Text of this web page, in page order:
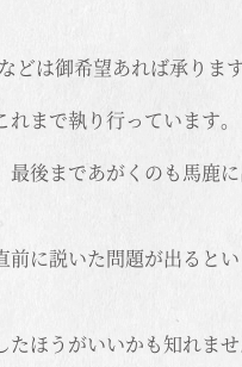
は御希望あれば承ります
まで執り行っています。
後まであがくのも馬鹿
に説いた問題が出ると
ほうがいいかも知れませ